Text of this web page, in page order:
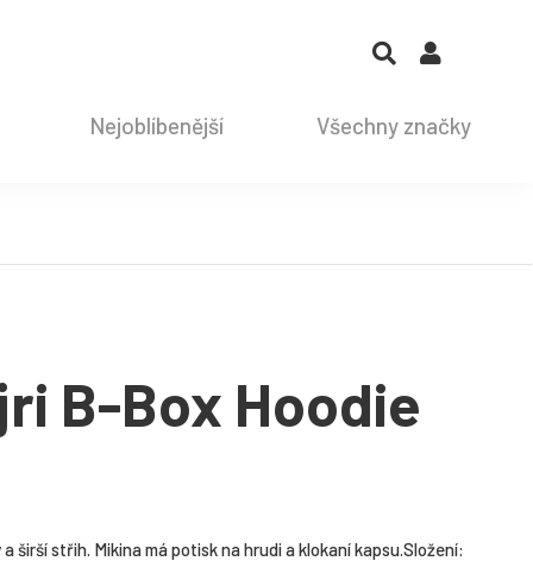
Nejoblíbenější Všechny značky
B-Box Hoodie
širší střih. Mikina má potisk na hrudi a klokaní kapsu.Složení: